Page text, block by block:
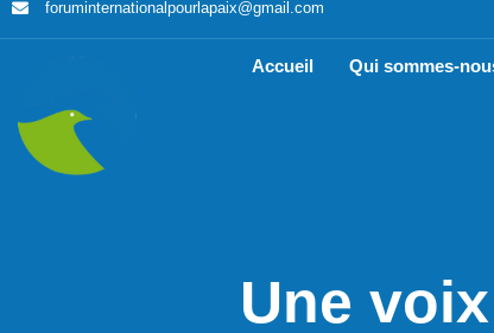
foruminternationalpourlapaix@gmail.com
Accueil Qui sommes-
Une